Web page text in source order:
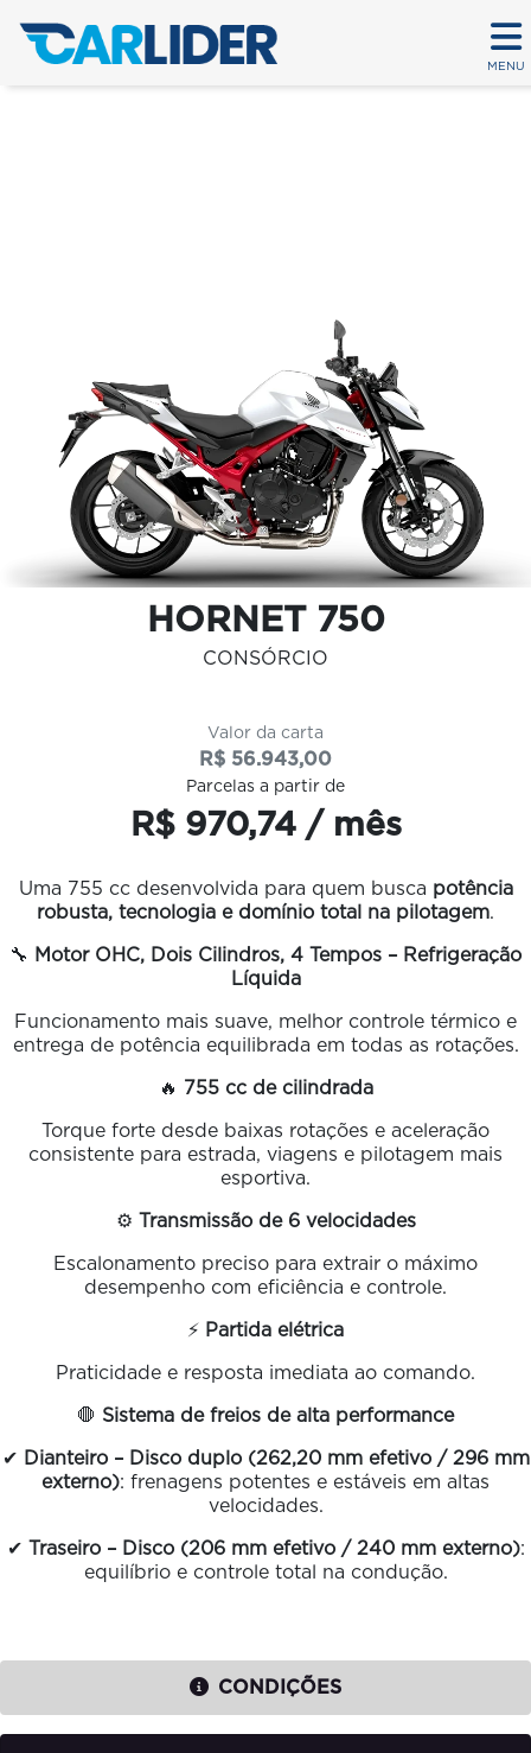
MENU
HORNET 750
CONSÓRCIO
Valor da carta
R$ 56.943,00
Parcelas a partir de
R$ 970,74 / mês
Uma 755 cc desenvolvida para quem busca potência
robusta, tecnologia e domínio total na pilotagem.
🔧 Motor OHC, Dois Cilindros, 4 Tempos – Refrigeração
Líquida
Funcionamento mais suave, melhor controle térmico e
entrega de potência equilibrada em todas as rotações.
🔥 755 cc de cilindrada
Torque forte desde baixas rotações e aceleração
consistente para estrada, viagens e pilotagem mais
esportiva.
⚙️ Transmissão de 6 velocidades
Escalonamento preciso para extrair o máximo
desempenho com eficiência e controle.
⚡ Partida elétrica
Praticidade e resposta imediata ao comando.
🛑 Sistema de freios de alta performance
✔ Dianteiro – Disco duplo (262,20 mm efetivo / 296 mm
externo): frenagens potentes e estáveis em altas
velocidades.
✔ Traseiro – Disco (206 mm efetivo / 240 mm externo):
equilíbrio e controle total na condução.
CONDIÇÕES